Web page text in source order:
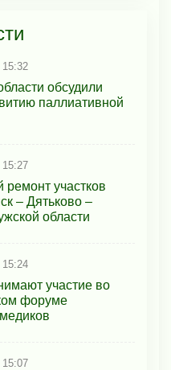
15:32
обсудили
паллиативной
15:27
ремонт участков
– Дятьково –
области
15:24
участие во
форуме
15:07